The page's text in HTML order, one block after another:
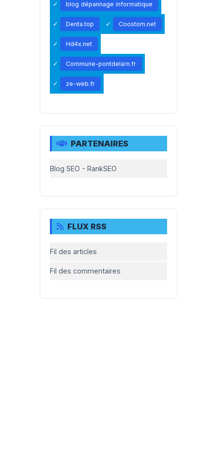
blog dépannage informatique
Denta.top Coostom.net
Hd4x.net
Commune-pontdelarn.fr
ze-web.fr
PARTENAIRES
Blog SEO - RankSEO
FLUX RSS
Fil des articles
Fil des commentaires